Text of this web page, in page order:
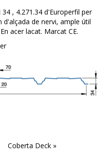
, 4.271.34 d'Europerfil per
de nervi, ample útil
acer lacat. Marcat CE.
Coberta Deck »